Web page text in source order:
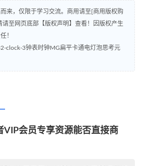
来，仅限于学习交流。商用请至[商用版权购
至网页底部【版权声明】查看！因版权产生
！
clock-3钟表时钟MG扁平卡通电灯泡思考元
VIP会员专享资源能否直接商